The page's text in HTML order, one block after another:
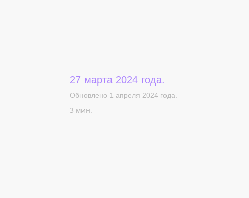
27 марта 2024 года.
Обновлено 1 апреля 2024 года.
3 мин.